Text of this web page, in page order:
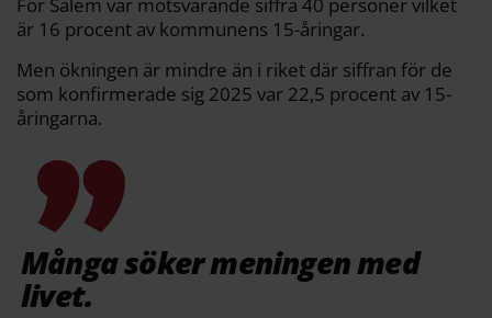
För Salem var motsvarande siffra 40 personer vilket
är 16 procent av kommunens 15-åringar.
Men ökningen är mindre än i riket där siffran för de
som konfirmerade sig 2025 var 22,5 procent av 15-
åringarna.
Många söker meningen med
livet.